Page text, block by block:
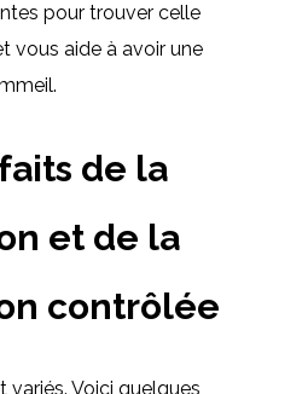
pour trouver celle
vous aide à avoir une
de la
et de la
contrôlée
Voici quelques